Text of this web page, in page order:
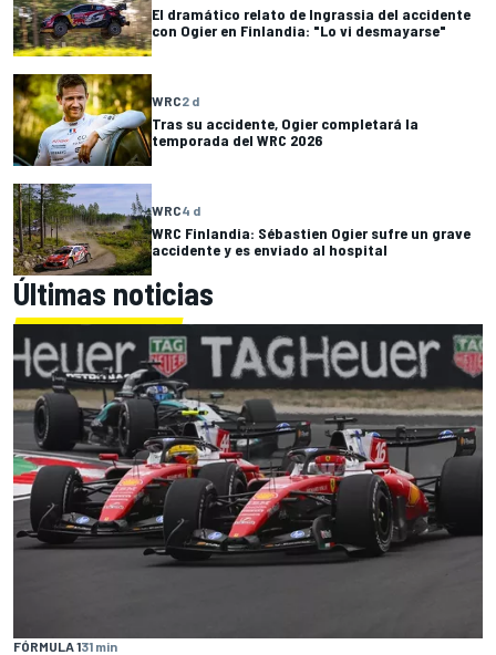
El dramático relato de Ingrassia del accidente
con Ogier en Finlandia: "Lo vi desmayarse"
WRC2 d
Tras su accidente, Ogier completará la
temporada del WRC 2026
WRC4 d
WRC Finlandia: Sébastien Ogier sufre un grave
accidente y es enviado al hospital
Últimas noticias
FÓRMULA 131 min